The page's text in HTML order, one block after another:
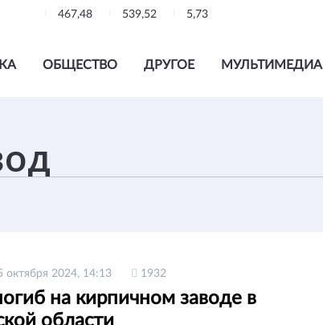
467,48 539,52 5,73
ОБЩЕСТВО ДРУГОЕ МУЛЬТИМЕДИА
октября 2024, 14:13 1932
на кирпичном заводе в
области